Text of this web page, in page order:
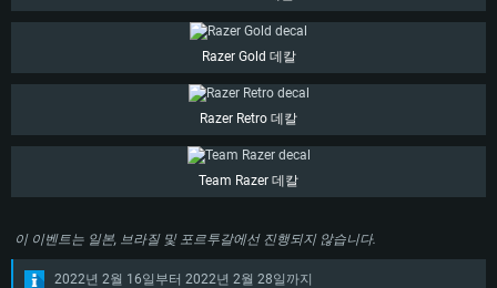
운영체제: Windows 10/11 (64 bit)
프로세서: Intel Core i5 또는 Ryzen 5 3600 이상
그래픽 카드: DirectX 11 이상을 지원하는 Nvidia GeForce 1060, 또는 AMD RX
여유 저장 공간: 62.2 GB (전체 클라이언트)
운영체제: Mac OS Big Sur 11.0
프로세서: Core i7 (Intel Xeon 은 지원하지 않습니다)
그래픽 카드: Metal을 지원하는 Radeon Vega II 이상
여유 저장 공간: 22.1 GB (최소 클라이언트)
운영체제: Ubuntu 20.04 64bit
메모리: 16 GB
그래픽 카드: Vulkan 을 지원하고, 최신 그래픽 드라이버를 지원하는 NVIDIA
1060 (6개월 미만) 혹은 그와 동급의 성능을 가지며 최신 그래픽 드라이버를
네트워크: 브로드밴드 인터넷
여유 저장 공간: 62.2 GB (전체 클라이언트)
Razer Gold 데칼
Razer Retro 데칼
Team Razer 데칼
이 이벤트는 일본, 브라질 및 포르투갈에선 진행되지 않습니다.
2022년 2월 16일부터 2022년 2월 28일까지